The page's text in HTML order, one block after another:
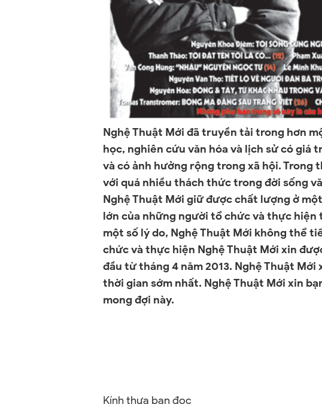
Nghệ Thuật Mới đã truyền tải trong hơn
học, nghiên cứu văn hóa và lịch sử có giá
và có ảnh hưởng rộng trong xã hội. Trong
với quá nhiều thách thức trong đời sống
Nghệ Thuật Mới giữ được chất lượng ở
lớn của những người tổ chức và thực hiện
một số lý do, Nghệ Thuật Mới không thể
chức và thực hiện Nghệ Thuật Mới xin
đầu từ tháng 4 năm 2013. Nghệ Thuật
thời gian sớm nhất. Nghệ Thuật Mới xin
mong đợi này.
Kính thưa bạn đọc